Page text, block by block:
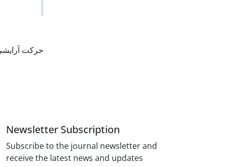
حرکت
Newsletter Subscription
Subscribe to the journal newsletter and
receive the latest news and updates